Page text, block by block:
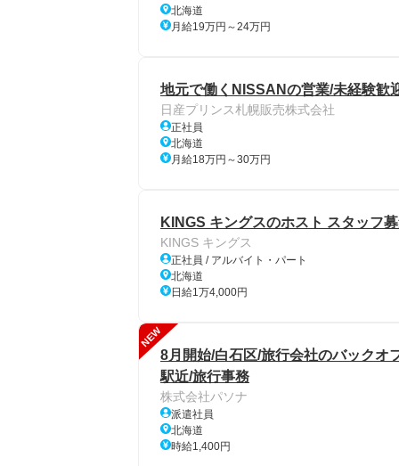
北海道
月給19万円～24万円
地元で働くNISSANの営業/未経験歓
日産プリンス札幌販売株式会社
正社員
北海道
月給18万円～30万円
KINGS キングスのホスト スタッフ
KINGS キングス
正社員 / アルバイト・パート
北海道
日給1万4,000円
NEW
8月開始/白石区/旅行会社のバックオ
駅近/旅行事務
株式会社パソナ
派遣社員
北海道
時給1,400円